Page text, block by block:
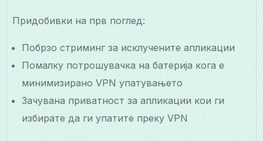
Придобивки на прв поглед:
Побрзо стриминг за исклучените апликации
Помалку потрошувачка на батерија кога е
минимизирано VPN упатувањето
Зачувана приватност за апликации кои ги
избирате да ги упатите преку VPN